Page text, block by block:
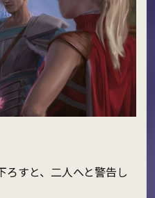
ろすと、二人へと警告し